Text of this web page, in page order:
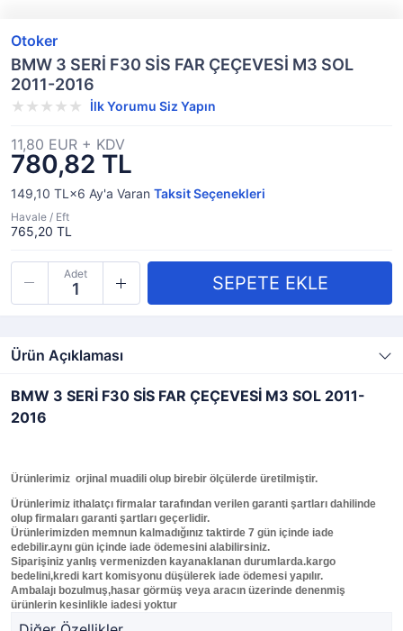
Otoker
BMW 3 SERİ F30 SİS FAR ÇEÇEVESİ M3 SOL
2011-2016
İlk Yorumu Siz Yapın
780,82 TL
11,80 EUR + KDV
149,10 TL×6 Ay'a Varan Taksit Seçenekleri
Havale / Eft
765,20 TL
Adet
Ürün Açıklaması
BMW 3 SERİ F30 SİS FAR ÇEÇEVESİ M3 SOL 2011-
2016
Ürünlerimiz orjinal muadili olup birebir ölçülerde üretilmiştir.
Ürünlerimiz ithalatçı firmalar tarafından verilen garanti şartları dahilinde
olup firmaları garanti şartları geçerlidir.
Ürünlerimizden memnun kalmadığınız taktirde 7 gün içinde iade
edebilir.aynı gün içinde iade ödemesini alabilirsiniz.
Siparişiniz yanlış vermenizden kayanaklanan durumlarda.kargo
bedelini,kredi kart komisyonu düşülerek iade ödemesi yapılır.
Ambalajı bozulmuş,hasar görmüş veya aracın üzerinde denenmiş
ürünlerin kesinlikle iadesi yoktur